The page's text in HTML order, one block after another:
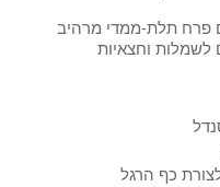
פרח תלת-ממדי מרהיב
וחצאיות
כף הרגל